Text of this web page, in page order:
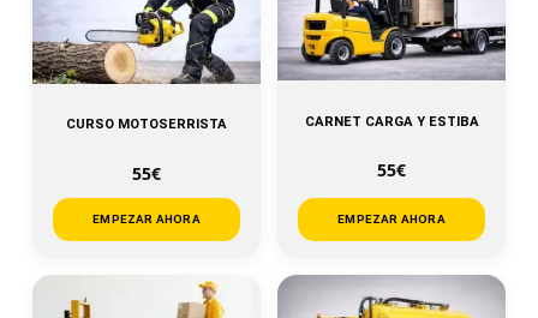
CURSO MOTOSERRISTA
55€
EMPEZAR AHORA
CARNET CARGA Y ESTIBA
55€
EMPEZAR AHORA